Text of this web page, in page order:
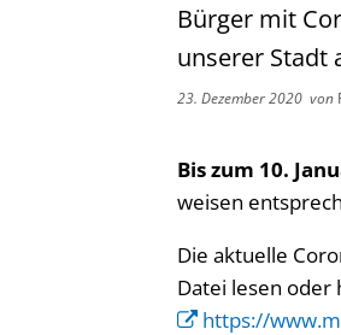
Bürger mit
unserer Stadt
23. Dezember 2020 von
Bis zum 10.
weisen
Die aktuelle
Datei lesen oder
https://